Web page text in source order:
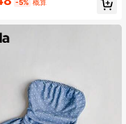
-5% 概算